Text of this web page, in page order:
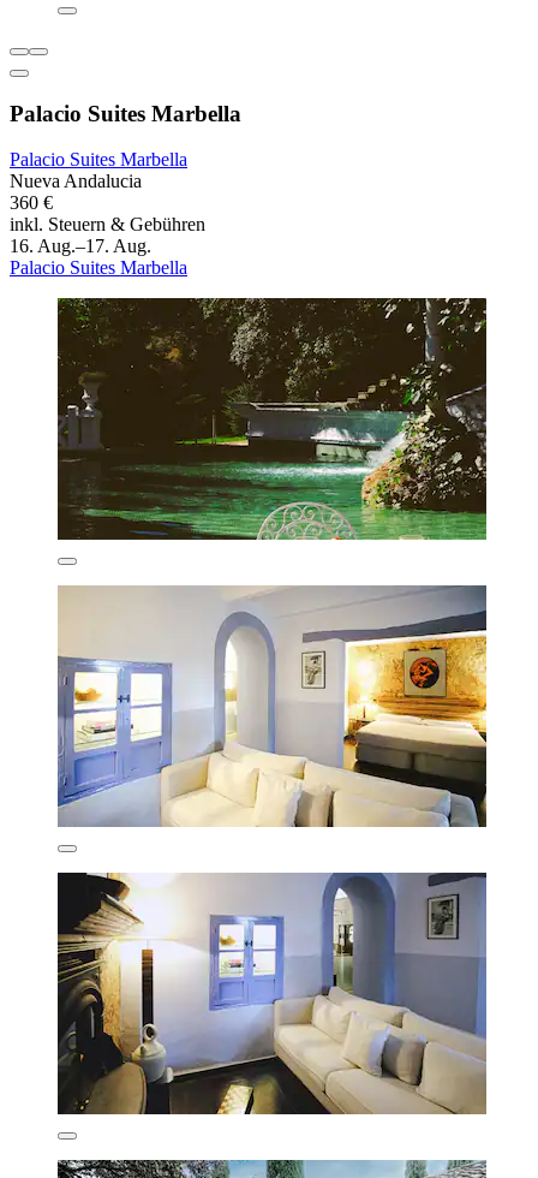
Palacio Suites Marbella
Palacio Suites Marbella
Nueva Andalucia
360 €
inkl. Steuern & Gebühren
16. Aug.–17. Aug.
Palacio Suites Marbella